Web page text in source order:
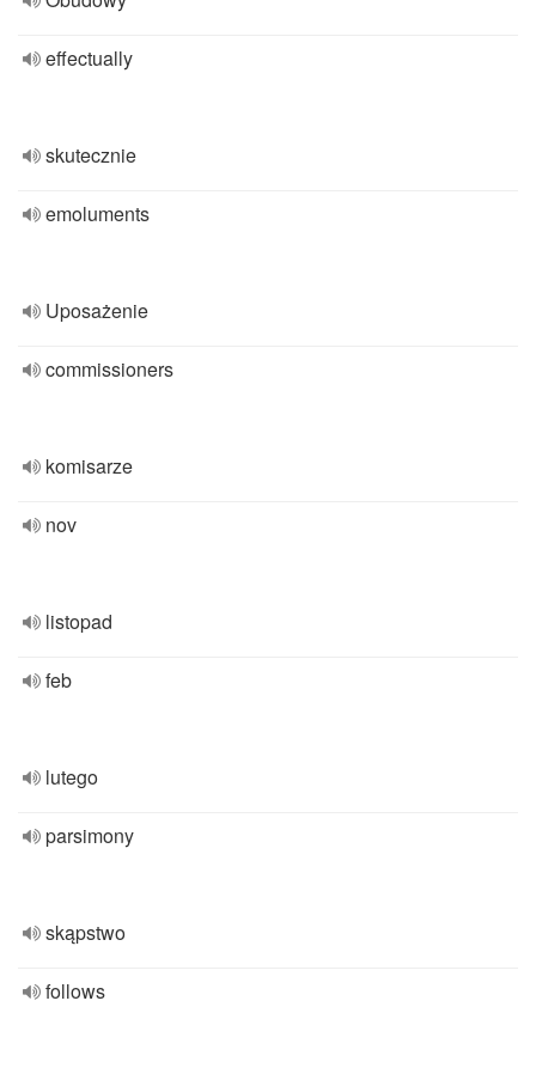
effectually
skutecznie
emoluments
Uposażenie
commissioners
komisarze
nov
listopad
feb
lutego
parsimony
skąpstwo
follows